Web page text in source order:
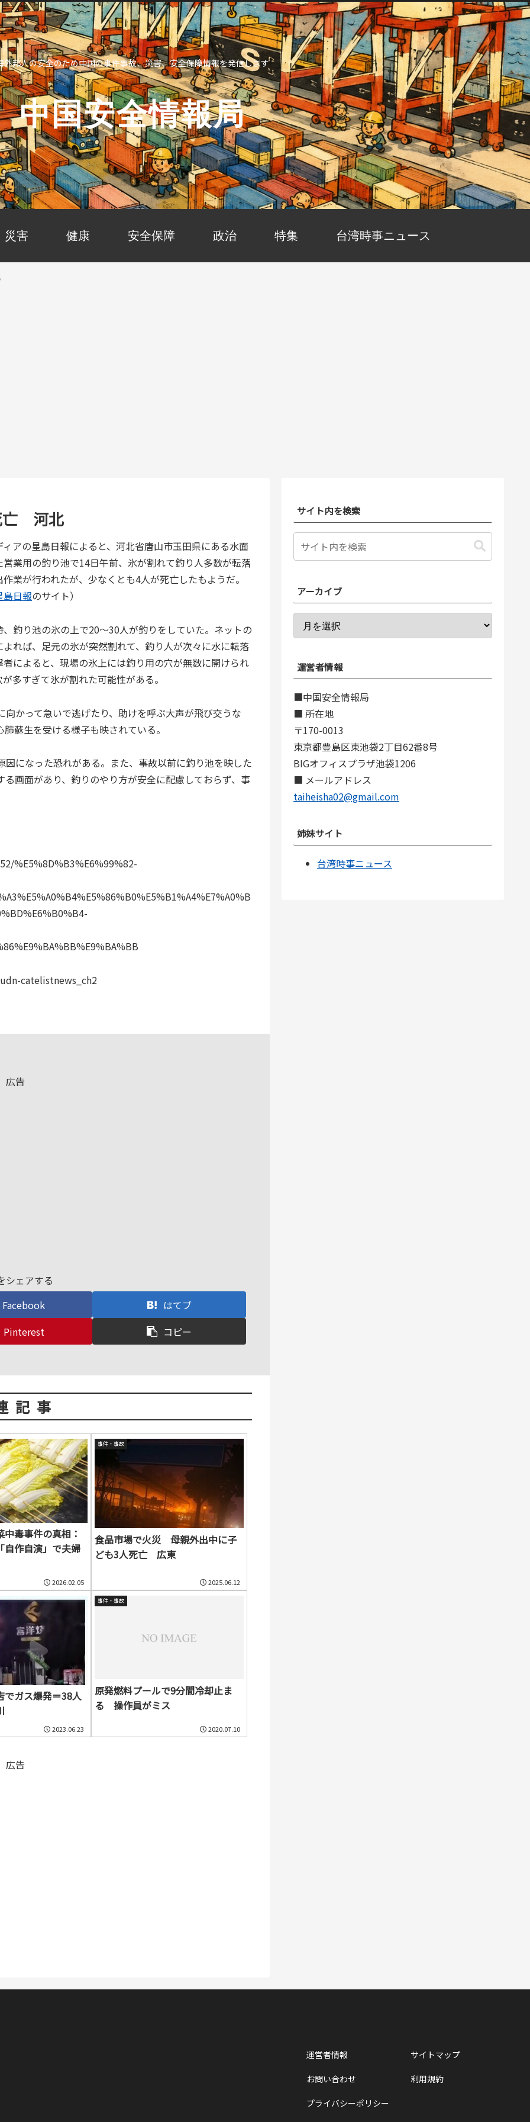
外邦人の安全のため中国の事件事故、災害、安全保障情報を発信します
中国安全情報局
災害 健康 安全保障 政治 特集 台湾時事ニュース
亡 河北
アの星島日報によると、河北省唐山市玉田県にある水面
営業用の釣り池で14日午前、氷が割れて釣り人多数が転落
業が行われたが、少なくとも4人が死亡したもようだ。
島日報のサイト）
釣り池の氷の上で20～30人が釣りをしていた。ネットの
よれば、足元の氷が突然割れて、釣り人が次々に水に転落
者によると、現場の氷上には釣り用の穴が無数に開けられ
多すぎて氷が割れた可能性がある。
かって急いで逃げたり、助けを呼ぶ大声が飛び交うな
蘇生を受ける様子も映されている。
になった恐れがある。また、事故以前に釣り池を映した
画面があり、釣りのやり方が安全に配慮しておらず、事
%E5%8D%B3%E6%99%82-
catelistnews_ch2
広告
シェアする
Facebook
はてブ
Pinterest
コピー
記事
毒事件の真相：
自作自演」で夫婦
2026.02.05
事件・事故
食品市場で火災 母親外出中に子
ども3人死亡 広東
2025.06.12
でガス爆発＝38人
2023.06.23
事件・事故
原発燃料プールで9分間冷却止ま
る 操作員がミス
2020.07.10
広告
サイト内を検索
アーカイブ
運営者情報
■中国安全情報局
■ 所在地
〒170-0013
東京都豊島区東池袋2丁目62番8号
BIGオフィスプラザ池袋1206
■ メールアドレス
taiheisha02@gmail.com
姉妹サイト
台湾時事ニュース
運営者情報 サイトマップ
お問い合わせ 利用規約
プライバシーポリシー